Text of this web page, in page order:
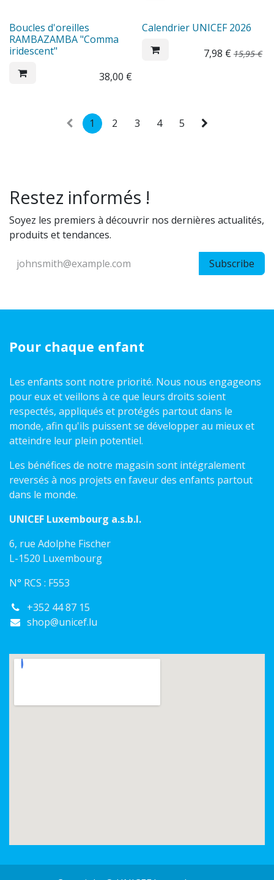
Boucles d'oreilles
RAMBAZAMBA "Comma
iridescent"
38,00 €
Sale
Calendrier UNICEF 2026
7,98 € 15,95€
1 2 3 4 5
Restez informés !
Soyez les premiers à découvrir nos dernières actualités,
produits et tendances.
Subscribe
Pour chaque enfant
Les enfants sont notre priorité. Nous nous engageons
pour eux et veillons à ce que leurs droits soient
respectés, appliqués et protégés partout dans le
monde, afin qu'ils puissent se développer au mieux et
atteindre leur plein potentiel.
Les bénéfices de notre magasin sont intégralement
reversés à nos projets en faveur des enfants partout
dans le monde.
UNICEF Luxembourg a.s.b.l.
6, rue Adolphe Fischer
L-1520 Luxembourg
N° RCS : F553
+352 44 87 15
shop@unicef.lu